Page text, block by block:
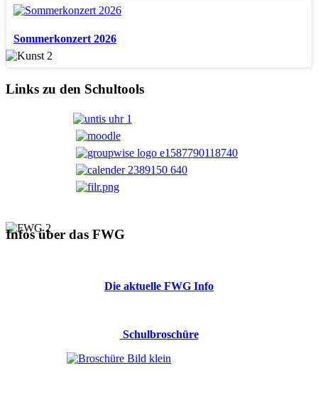
Sommerkonzert 2026
Links zu den Schultools
Infos über das FWG
Die aktuelle FWG Info
Schulbroschüre